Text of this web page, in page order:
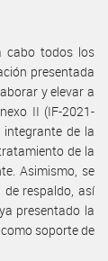
cabo todos los
presentada
y elevar a
II (IF-2021-
integrante de la
de la
Asimismo, se
respaldo, así
presentado la
soporte de